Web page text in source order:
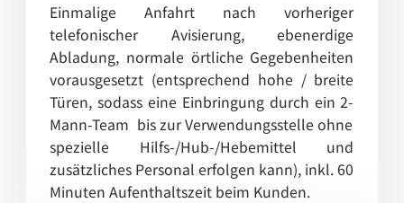
Einmalige Anfahrt nach vorheriger
telefonischer Avisierung, ebenerdige
Abladung, normale örtliche Gegebenheiten
vorausgesetzt (entsprechend hohe / breite
Türen, sodass eine Einbringung durch ein 2-
Mann-Team bis zur Verwendungsstelle ohne
spezielle Hilfs-/Hub-/Hebemittel und
zusätzliches Personal erfolgen kann), inkl. 60
Minuten Aufenthaltszeit beim Kunden.